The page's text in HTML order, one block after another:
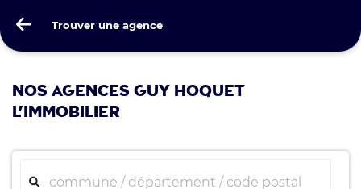
Trouver une agence
Guy Hoquet
NOS AGENCES GUY HOQUET
L'IMMOBILIER